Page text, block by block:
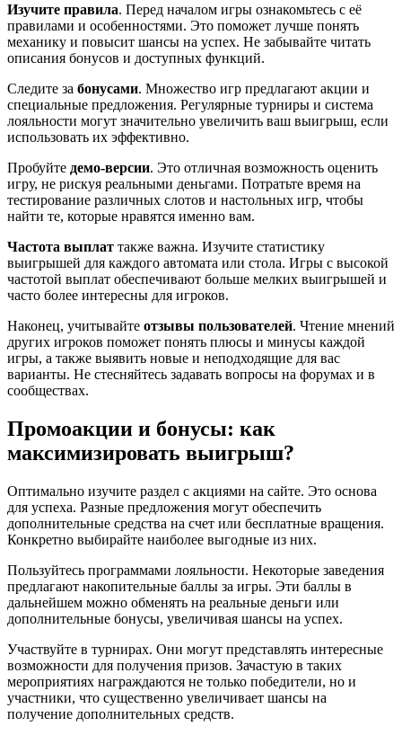
Изучите правила. Перед началом игры ознакомьтесь с её
правилами и особенностями. Это поможет лучше понять
механику и повысит шансы на успех. Не забывайте читать
описания бонусов и доступных функций.
Следите за бонусами. Множество игр предлагают акции и
специальные предложения. Регулярные турниры и система
лояльности могут значительно увеличить ваш выигрыш, если
использовать их эффективно.
Пробуйте демо-версии. Это отличная возможность оценить
игру, не рискуя реальными деньгами. Потратьте время на
тестирование различных слотов и настольных игр, чтобы
найти те, которые нравятся именно вам.
Частота выплат также важна. Изучите статистику
выигрышей для каждого автомата или стола. Игры с высокой
частотой выплат обеспечивают больше мелких выигрышей и
часто более интересны для игроков.
Наконец, учитывайте отзывы пользователей. Чтение мнений
других игроков поможет понять плюсы и минусы каждой
игры, а также выявить новые и неподходящие для вас
варианты. Не стесняйтесь задавать вопросы на форумах и в
сообществах.
Промоакции и бонусы: как
максимизировать выигрыш?
Оптимально изучите раздел с акциями на сайте. Это основа
для успеха. Разные предложения могут обеспечить
дополнительные средства на счет или бесплатные вращения.
Конкретно выбирайте наиболее выгодные из них.
Пользуйтесь программами лояльности. Некоторые заведения
предлагают накопительные баллы за игры. Эти баллы в
дальнейшем можно обменять на реальные деньги или
дополнительные бонусы, увеличивая шансы на успех.
Участвуйте в турнирах. Они могут представлять интересные
возможности для получения призов. Зачастую в таких
мероприятиях награждаются не только победители, но и
участники, что существенно увеличивает шансы на
получение дополнительных средств.